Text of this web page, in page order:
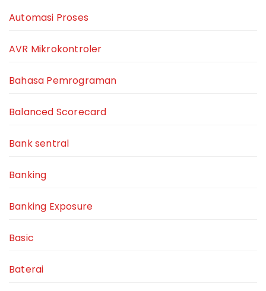
Automasi Proses
AVR Mikrokontroler
Bahasa Pemrograman
Balanced Scorecard
Bank sentral
Banking
Banking Exposure
Basic
Baterai